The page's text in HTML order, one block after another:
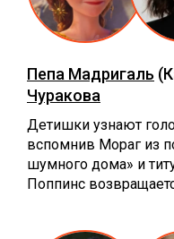
Пепа Мадригаль
Чуракова
Детишки узнают
вспомнив Мораг из
шумного дома» и
Поппинс